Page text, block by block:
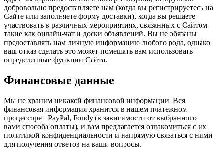
добровольно предоставляете нам (когда вы регистрируетесь на
Сайте или заполняете форму доставки), когда вы решаете
участвовать в различных мероприятиях, связанных с Сайтом
такие как онлайн-чат и доски объявлений. Вы не обязаны
предоставлять нам личную информацию любого рода, однако
ваш отказ сделать это может помешать вам использовать
определенные функции Сайта.
Финансовые данные
Мы не храним никакой финансовой информации. Вся
финансовая информация хранится в нашем платежном
процессоре - PayPal, Fondy (в зависимости от выбранного
вами способа оплаты), и вам предлагается ознакомиться с их
политикой конфиденциальности и напрямую связаться с ними
для получения ответов на ваши вопросы.